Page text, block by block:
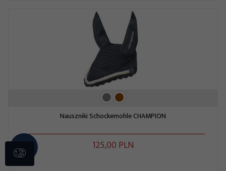
Nauszniki Schockemohle CHAMPION
125,00 PLN